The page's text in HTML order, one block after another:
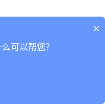
×
可以帮您？